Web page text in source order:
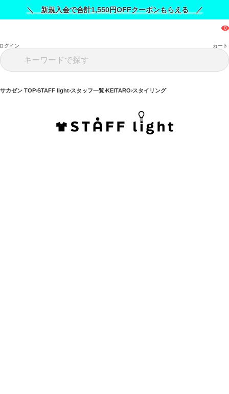
＼ 新規入会で合計1,550円OFFクーポンもらえる ／
グイン カート
サカゼン TOP STAFF light スタッフ一覧 KEITARO スタイリング